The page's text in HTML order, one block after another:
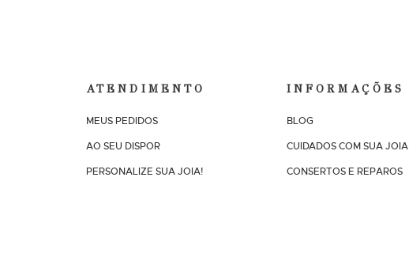
ATENDIMENTO
MEUS PEDIDOS
AO SEU DISPOR
PERSONALIZE SUA JOIA!
INFORMAÇÕES
BLOG
CUIDADOS COM SUA JOIA
CONSERTOS E REPAROS